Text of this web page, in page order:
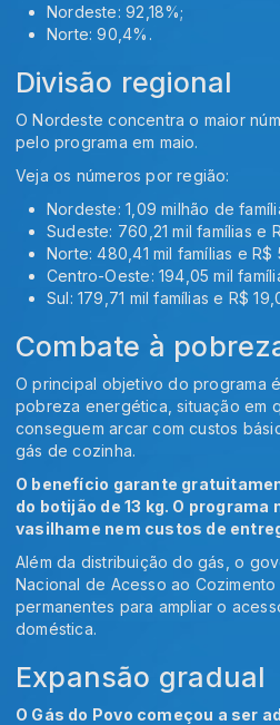
Nordeste: 92,18%;
Norte: 90,4%.
Divisão regional
O Nordeste concentra o maior
pelo programa em maio.
Veja os números por região:
Nordeste: 1,09 milhão de
Sudeste: 760,21 mil famílias e
Norte: 480,41 mil famílias e R$
Centro-Oeste: 194,05 mil
Sul: 179,71 mil famílias e R$
Combate à
O principal objetivo do programa
pobreza energética, situação em
conseguem arcar com custos
gás de cozinha.
O benefício garante
do botijão de 13 kg. O programa
vasilhame nem custos de
Além da distribuição do gás, o
Nacional de Acesso ao
permanentes para ampliar o
doméstica.
Expansão gradual
O Gás do Povo começou a ser